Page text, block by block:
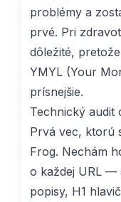
problémy a
prvé. Pri
dôležité,
YMYL (Your
prísnejšie.
Technický audit
Prvá vec, ktorú
Frog. Nechám
o každej URL —
popisy, H1